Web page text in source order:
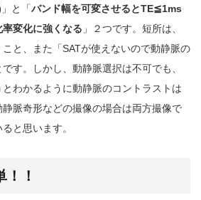
」と「バンド幅を可変させるとTE≦1ms
変化に強くなる 」２つです。短所は、
こと、また「SATが使えないので動静脈の
す。しかし、動静脈選択は不可でも、
わかるように動静脈のコントラストは
脈奇形などの撮像の場合は両方撮像で
と思います。
！